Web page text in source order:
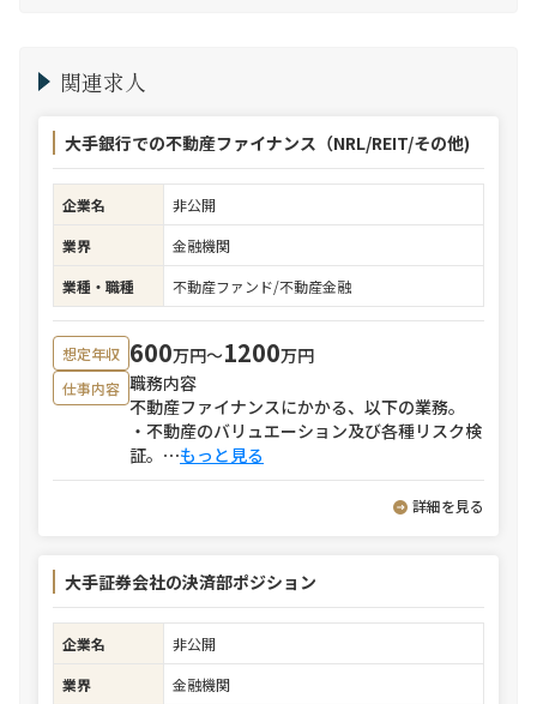
関連求人
大手銀行での不動産ファイナンス（NRL/REIT/その他)
企業名
非公開
業界
金融機関
業種・職種
不動産ファンド/不動産金融
想定年収 600万円〜1200万円
仕事内容 職務内容
不動産ファイナンスにかかる、以下の業務。
・不動産のバリュエーション及び各種リスク検
証。 ⋯もっと見る
詳細を見る
大手証券会社の決済部ポジション
企業名
非公開
業界
金融機関